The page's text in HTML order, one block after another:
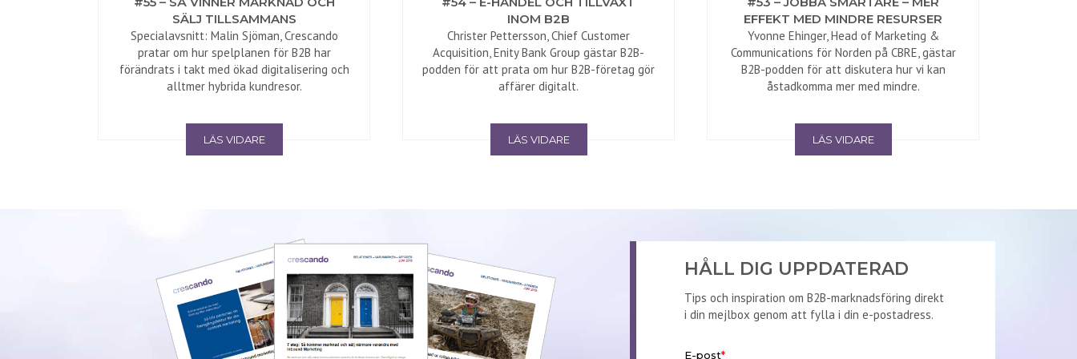
SÄLJ TILLSAMMANS
Specialavsnitt: Malin Sjöman, Crescando
pratar om hur spelplanen för B2B har
förändrats i takt med ökad digitalisering och
alltmer hybrida kundresor.
LÄS VIDARE
INOM B2B
Christer Pettersson, Chief Customer
Acquisition, Enity Bank Group gästar B2B-
podden för att prata om hur B2B-företag gör
affärer digitalt.
LÄS VIDARE
EFFEKT MED MINDRE RESURSER
Yvonne Ehinger, Head of Marketing &
Communications för Norden på CBRE, gästar
B2B-podden för att diskutera hur vi kan
åstadkomma mer med mindre.
LÄS VIDARE
HÅLL DIG UPPDATERAD
Tips och inspiration om B2B-marknadsföring direkt
i din mejlbox genom att fylla i din e-postadress.